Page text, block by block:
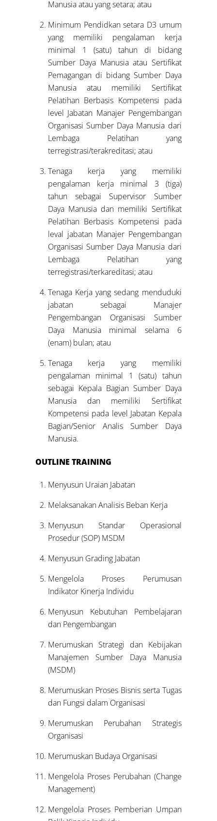
Manusia atau yang setara; atau
Minimum Pendidkan setara D3 umum
yang memiliki pengalaman kerja
minimal 1 (satu) tahun di bidang
Sumber Daya Manusia atau Sertifikat
Pemagangan di bidang Sumber Daya
Manusia atau memiliki Sertifikat
Pelatihan Berbasis Kompetensi pada
level Jabatan Manajer Pengembangan
Organisasi Sumber Daya Manusia dari
Lembaga Pelatihan yang
terregistrasi/terakreditasi; atau
Tenaga kerja yang memiliki
pengalaman kerja minimal 3 (tiga)
tahun sebagai Supervisor Sumber
Daya Manusia dan memiliki Sertifikat
Pelatihan Berbasis Kompetensi pada
leval jabatan Manajer Pengembangan
Organisasi Sumber Daya Manusia dari
Lembaga Pelatihan yang
terregistrasi/terkareditasi; atau
Tenaga Kerja yang sedang menduduki
jabatan sebagai Manajer
Pengembangan Organisasi Sumber
Daya Manusia minimal selama 6
(enam) bulan; atau
Tenaga kerja yang memiliki
pengalaman minimal 1 (satu) tahun
sebagai Kepala Bagian Sumber Daya
Manusia dan memiliki Sertifikat
Kompetensi pada level Jabatan Kepala
Bagian/Senior Analis Sumber Daya
Manusia.
OUTLINE TRAINING
Menyusun Uraian Jabatan
Melaksanakan Analisis Beban Kerja
Menyusun Standar Operasional
Prosedur (SOP) MSDM
Menyusun Grading Jabatan
Mengelola Proses Perumusan
Indikator Kinerja Individu
Menyusun Kebutuhan Pembelajaran
dan Pengembangan
Merumuskan Strategi dan Kebijakan
Manajemen Sumber Daya Manusia
(MSDM)
Merumuskan Proses Bisnis serta Tugas
dan Fungsi dalam Organisasi
Merumuskan Perubahan Strategis
Organisasi
Merumuskan Budaya Organisasi
Mengelola Proses Perubahan (Change
Management)
Mengelola Proses Pemberian Umpan